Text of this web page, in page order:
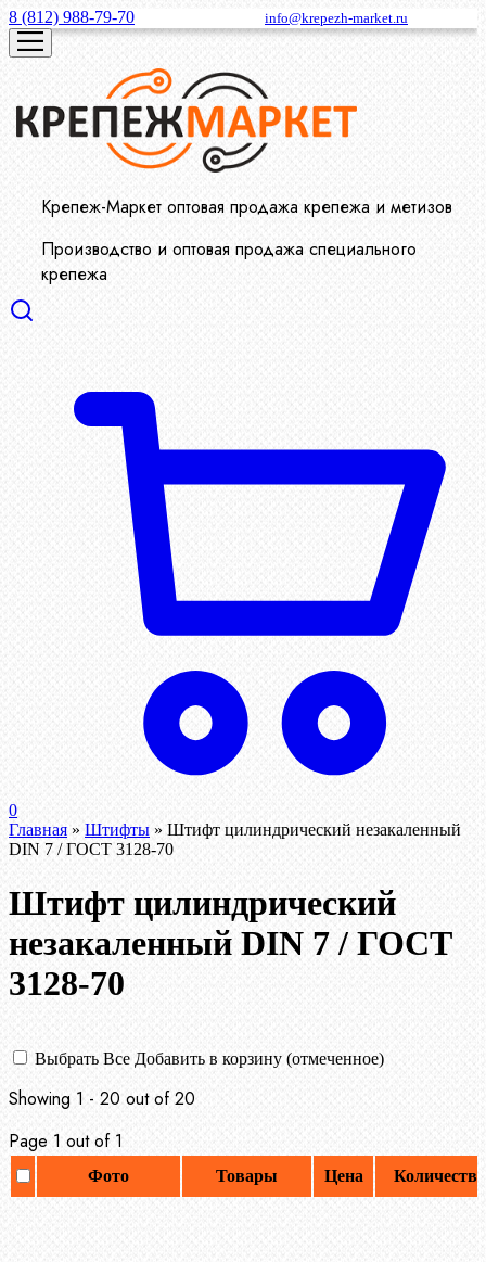
8 (812) 988-79-70 info@krepezh-market.ru
Крепеж-Маркет оптовая продажа крепежа и метизов
Производство и оптовая продажа специального
крепежа
0
Главная » Штифты » Штифт цилиндрический незакаленный
DIN 7 / ГОСТ 3128-70
Штифт цилиндрический
незакаленный DIN 7 / ГОСТ
3128-70
Выбрать Все Добавить в корзину (отмеченное)
Showing 1 - 20 out of 20
Page 1 out of 1
Фото Товары Цена Количество